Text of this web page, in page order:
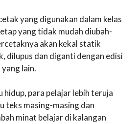
yang digunakan dalam kelas
yang tidak mudah diubah-
akan kekal statik
dilupus dan diganti dengan edisi
lain.
hidup, para pelajar lebih teruja
teks masing-masing dan
minat belajar di kalangan